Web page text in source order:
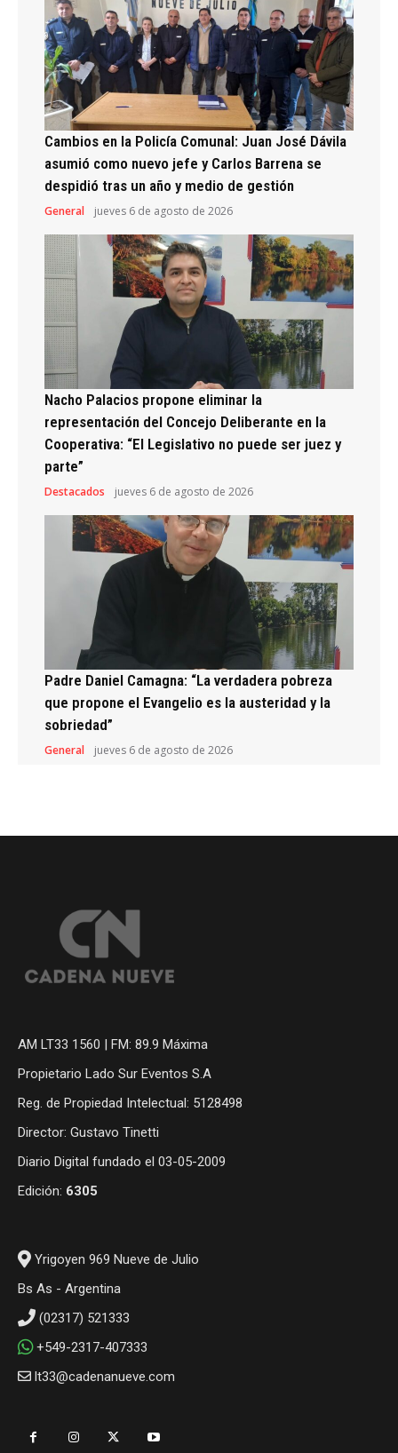
Cambios en la Policía Comunal: Juan José Dávila
asumió como nuevo jefe y Carlos Barrena se
despidió tras un año y medio de gestión
General jueves 6 de agosto de 2026
Nacho Palacios propone eliminar la
representación del Concejo Deliberante en la
Cooperativa: “El Legislativo no puede ser juez y
parte”
Destacados jueves 6 de agosto de 2026
Padre Daniel Camagna: “La verdadera pobreza
que propone el Evangelio es la austeridad y la
sobriedad”
General jueves 6 de agosto de 2026
AM LT33 1560 | FM: 89.9 Máxima
Propietario Lado Sur Eventos S.A
Reg. de Propiedad Intelectual: 5128498
Director: Gustavo Tinetti
Diario Digital fundado el 03-05-2009
Edición: 6305
Yrigoyen 969 Nueve de Julio
Bs As - Argentina
(02317) 521333
+549-2317-407333
lt33@cadenanueve.com